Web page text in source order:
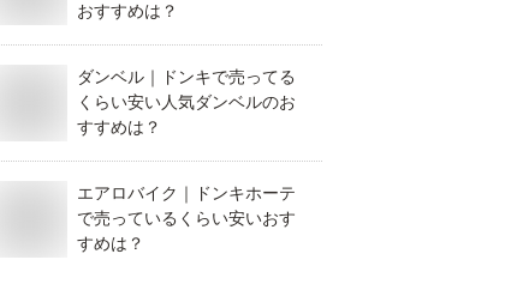
おすすめは？
ダンベル｜ドンキで売ってる
くらい安い人気ダンベルのお
すすめは？
エアロバイク｜ドンキホーテ
で売っているくらい安いおす
すめは？